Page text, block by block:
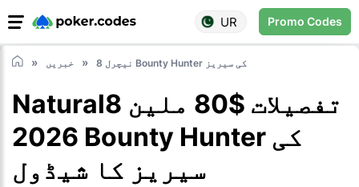
UR Promo Codes
خبریں نیچرل 8 Bounty Hunter کی سیریز
Natural8 تفصیلات $80 ملین
2026 Bounty Hunter کی
سیریز کا شیڈول